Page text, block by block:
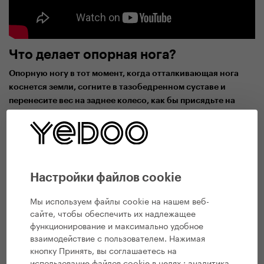
Настройки файлов cookie
Мы используем файлы cookie на нашем веб-
сайте, чтобы обеспечить их надлежащее
функционирование и максимально удобное
взаимодействие с пользователем. Нажимая
кнопку Принять, вы соглашаетесь на
Что делает опорная нога?
Опорную ногу в тот момент, когда отталкивающая нога
коснется земли, согните в тазобедренном суставе и
перенесите вес на заднее колесо, как бы присядьте на
Это обеспечит то, что согнутое колено не окажется
перед носком и не приведет к перегрузке коленного
сустава.